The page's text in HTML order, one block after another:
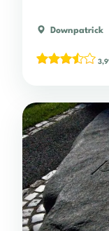
Downpatrick